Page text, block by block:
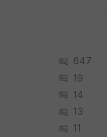
647
19
14
13
11